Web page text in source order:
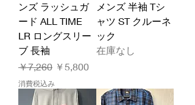
ンズ ラッシュガ
ード ALL TIME
LR ロングスリー
ブ 長袖
通常価格
￥7,260 セール価格
￥5,800
消費税込み
メンズ 半袖 Tシ
ャツ ST クルーネ
ック
在庫なし